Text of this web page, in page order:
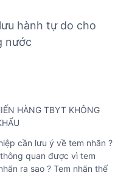
hành tự do cho
nước
HÀNG TBYT KHÔNG
cần lưu ý về tem nhãn ?
quan được vì tem
ra sao ? Tem nhãn thế